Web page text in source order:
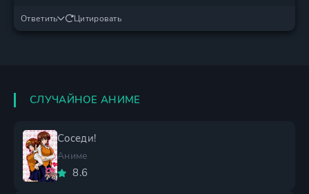
Ответить Цитировать
СЛУЧАЙНОЕ АНИМЕ
Соседи!
Аниме
8.6